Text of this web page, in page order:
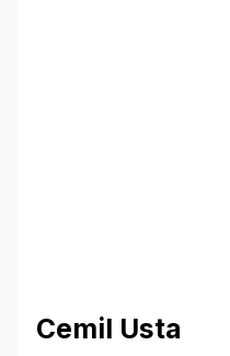
Cemil Usta